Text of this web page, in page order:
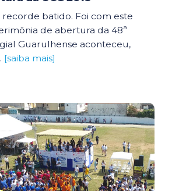
recorde batido. Foi com este
de abertura da 48ª
Guarulhense aconteceu,
[saiba mais]